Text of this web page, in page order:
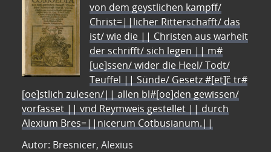
von dem geystlichen kampff/
Christ=||licher Ritterschafft/ das
ist/ wie die || Christen aus warheit
der schrifft/ sich legen || m#
[ue]ssen/ wider die Heel/ Todt/
Teuffel || Sünde/ Gesetz #[et]c̃ tr#
[oe]stlich zulesen/|| allen bl#[oe]den gewissen/
vorfasset || vnd Reymweis gestellet || durch
Alexium Bres=||nicerum Cotbusianum.||
Autor: Bresnicer, Alexius